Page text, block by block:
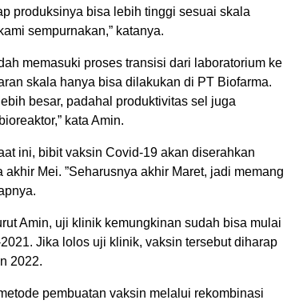
produksinya bisa lebih tinggi sesuai skala
sempurnakan,” katanya.
memasuki proses transisi dari laboratorium ke
skala hanya bisa dilakukan di PT Biofarma.
besar, padahal produktivitas sel juga
kata Amin.
ini, bibit vaksin Covid-19 akan diserahkan
Mei. ”Seharusnya akhir Maret, jadi memang
Amin, uji klinik kemungkinan sudah bisa mulai
Jika lolos uji klinik, vaksin tersebut diharap
2022.
pembuatan vaksin melalui rekombinasi